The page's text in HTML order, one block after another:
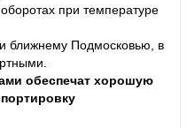
при температуре
ближнему Подмосковью, в
обеспечат хорошую